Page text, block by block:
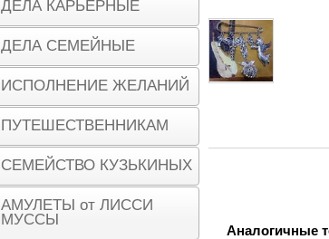
Аналогичные
ДЕЛА КАРЬЕРНЫЕ
ДЕЛА СЕМЕЙНЫЕ
ИСПОЛНЕНИЕ ЖЕЛАНИЙ
ПУТЕШЕСТВЕННИКАМ
СЕМЕЙСТВО КУЗЬКИНЫХ
АМУЛЕТЫ от ЛИССИ
МУССЫ